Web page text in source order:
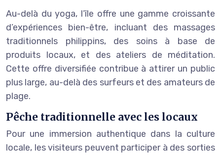
Au-delà du yoga, l’île offre une gamme croissante
d’expériences bien-être, incluant des massages
traditionnels philippins, des soins à base de
produits locaux, et des ateliers de méditation.
Cette offre diversifiée contribue à attirer un public
plus large, au-delà des surfeurs et des amateurs de
plage.
Pêche traditionnelle avec les locaux
Pour une immersion authentique dans la culture
locale, les visiteurs peuvent participer à des sorties